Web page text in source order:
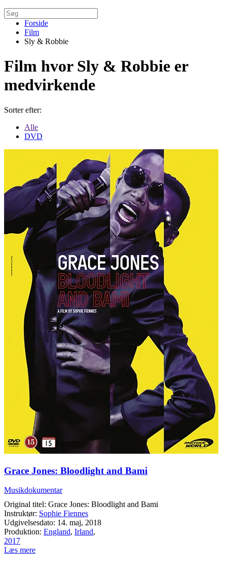
Forside
Film
Sly & Robbie
Film hvor Sly & Robbie er
medvirkende
Sorter efter:
Alle
DVD
Grace Jones: Bloodlight and Bami
Musikdokumentar
Original titel: Grace Jones: Bloodlight and Bami
Instruktør: Sophie Fiennes
Udgivelsesdato: 14. maj, 2018
Produktion: England, Irland,
2017
Læs mere